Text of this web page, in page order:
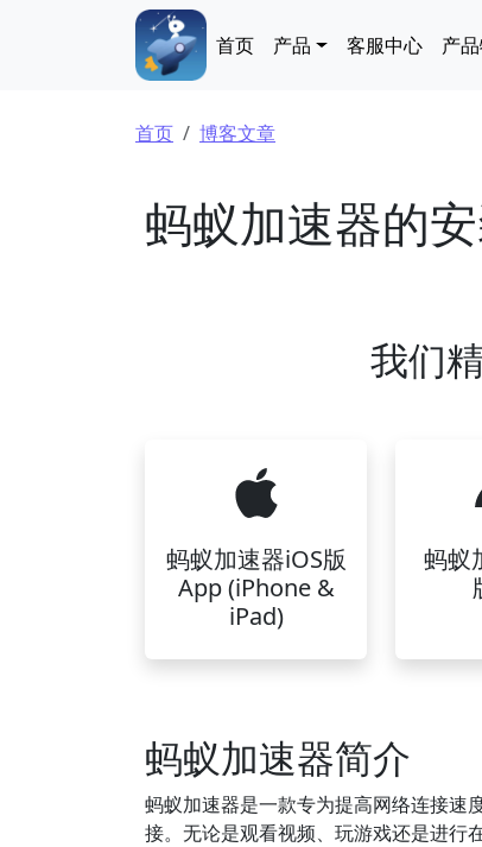
Main navigation
首页 产品 客服中心 产
面包屑
首页 博客文章
蚂蚁加速器的
我们
蚂蚁加速器iOS版
App (iPhone &
iPad)
蚂蚁
蚂蚁加速器简介
蚂蚁加速器是一款专为提高网络连接速
接。无论是观看视频、玩游戏还是进行